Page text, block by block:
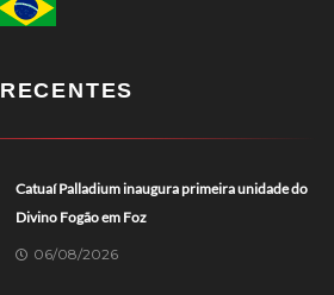
RECENTES
Catuaí Palladium inaugura primeira unidade do
Divino Fogão em Foz
06/08/2026